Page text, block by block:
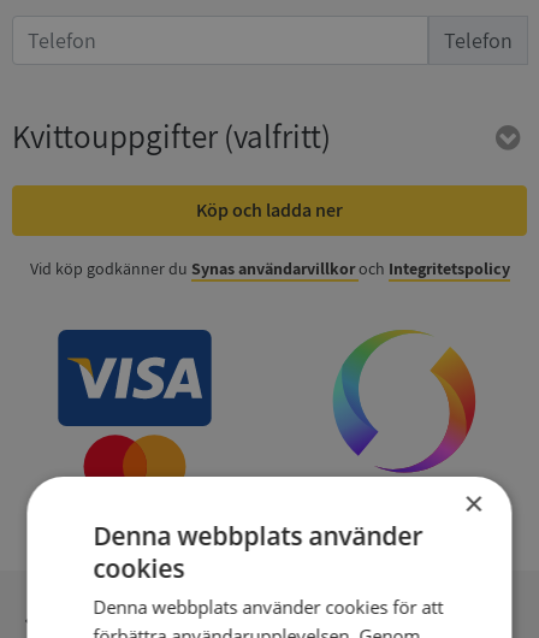
Telefon
Kvittouppgifter(valfritt)
Köp och ladda ner
Vid köp godkänner du Synas användarvillkoroch Integritetspolicy
Inga kopior till omfrågad
×
Denna webbplats använder
cookies
Denna webbplats använder cookies för att